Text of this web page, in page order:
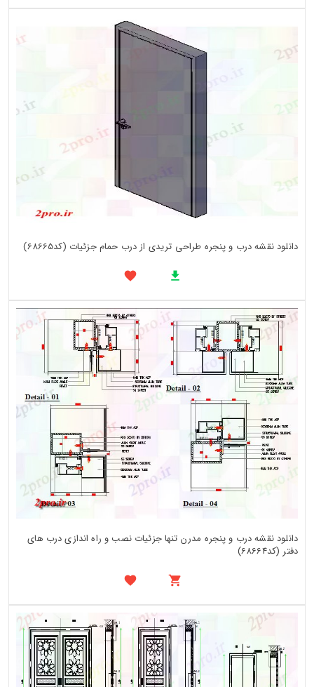
دانلود نقشه درب و پنجره طراحی تریدی از درب حمام جزئیات (کد68665)
دانلود نقشه درب و پنجره مدرن تنها جزئیات نصب و راه اندازی درب های
دفتر (کد68664)